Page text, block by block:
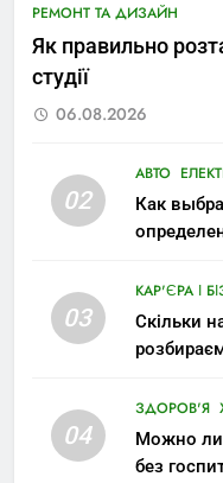
РЕМОНТ ТА ДИЗАЙН
Як правильно
студії
06.08.2026
02
АВТО
Как
03
КАР'ЄРА І
Скільки
04
ЗДОРОВ'Я
Можно ли
без